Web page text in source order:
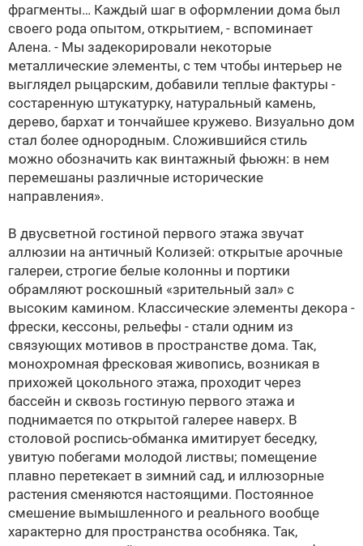
фрагменты… Каждый шаг в оформлении дома был
своего рода опытом, открытием, - вспоминает
Алена. - Мы задекорировали некоторые
металлические элементы, с тем чтобы интерьер не
выглядел рыцарским, добавили теплые фактуры -
состаренную штукатурку, натуральный камень,
дерево, бархат и тончайшее кружево. Визуально дом
стал более однородным. Сложившийся стиль
можно обозначить как винтажный фьюжн: в нем
перемешаны различные исторические
направления».
В двусветной гостиной первого этажа звучат
аллюзии на античный Колизей: открытые арочные
галереи, строгие белые колонны и портики
обрамляют роскошный «зрительный зал» с
высоким камином. Классические элементы декора -
фрески, кессоны, рельефы - стали одним из
связующих мотивов в пространстве дома. Так,
монохромная фресковая живопись, возникая в
прихожей цокольного этажа, проходит через
бассейн и сквозь гостиную первого этажа и
поднимается по открытой галерее наверх. В
столовой роспись-обманка имитирует беседку,
увитую побегами молодой листвы; помещение
плавно перетекает в зимний сад, и иллюзорные
растения сменяются настоящими. Постоянное
смешение вымышленного и реального вообще
характерно для пространства особняка. Так,